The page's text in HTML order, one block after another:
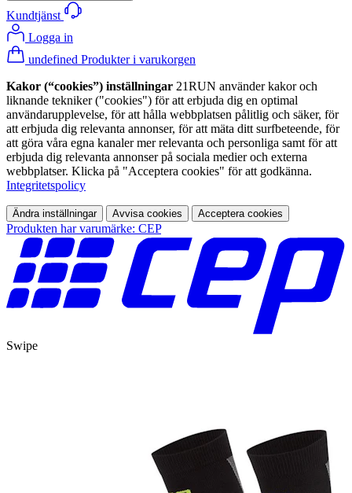
Kundtjänst
Logga in
undefined Produkter i varukorgen
Kakor (“cookies”) inställningar 21RUN använder kakor och
liknande tekniker ("cookies") för att erbjuda dig en optimal
användarupplevelse, för att hålla webbplatsen pålitlig och säker, för
att erbjuda dig relevanta annonser, för att mäta ditt surfbeteende, för
att göra våra egna kanaler mer relevanta och personliga samt för att
erbjuda dig relevanta annonser på sociala medier och externa
webbplatser. Klicka på "Acceptera cookies" för att godkänna.
Integritetspolicy
Ändra inställningar Avvisa cookies Acceptera cookies
Produkten har varumärke: CEP
Swipe